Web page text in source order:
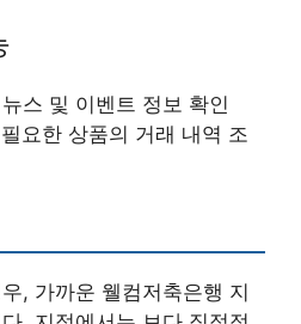
스 및 이벤트 정보 확인
요한 상품의 거래 내역 조
, 가까운 웰컴저축은행 지